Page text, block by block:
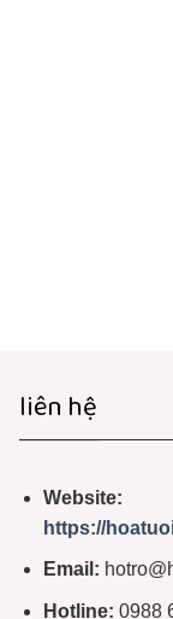
liên hệ
Website:
https://
Email:
Hotline:0988